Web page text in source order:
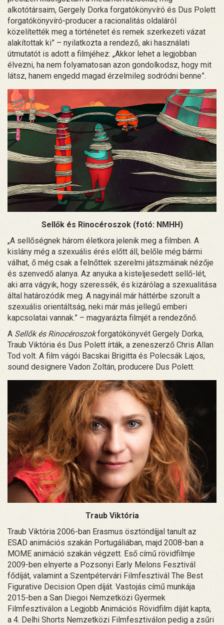
alkotótársaim, Gergely Dorka forgatókönyvíró és Dus Polett
forgatókönyvíró-producer a racionalitás oldaláról
közelítették meg a történetet és remek szerkezeti vázat
alakítottak ki” – nyilatkozta a rendező, aki használati
útmutatót is adott a filmjéhez: „Akkor lehet a legjobban
élvezni, ha nem folyamatosan azon gondolkodsz, hogy mit
látsz, hanem engedd magad érzelmileg sodródni benne”.
Sellők és Rinocéroszok (fotó: NMHH)
„A sellőségnek három életkora jelenik meg a filmben. A
kislány még a szexuális érés előtt áll, belőle még bármi
válhat, ő még csak a felnőttek szerelmi játszmáinak nézője
és szenvedő alanya. Az anyuka a kisteljesedett sellő-lét,
aki arra vágyik, hogy szeressék, és kizárólag a szexualitása
által határozódik meg. A nagyinál már háttérbe szorult a
szexuális orientáltság, neki már más jellegű emberi
kapcsolatai vannak.” – magyarázta filmjét a rendezőnő.
A Sellők és Rinocéroszokforgatókönyvét Gergely Dorka,
Traub Viktória és Dus Polett írták, a zeneszerző Chris Allan
Tod volt. A film vágói Bacskai Brigitta és Polecsák Lajos,
sound designere Vadon Zoltán, producere Dus Polett.
Traub Viktória
Traub Viktória 2006-ban Erasmus ösztöndíjjal tanult az
ESAD animációs szakán Portugáliában, majd 2008-ban a
MOME animáció szakán végzett. Eső című rövidfilmje
2009-ben elnyerte a Pozsonyi Early Melons Fesztivál
fődíját, valamint a Szentpétervári Filmfesztivál The Best
Figurative Decision Open díját. Vastojás című munkája
2015-ben a San Diegoi Nemzetközi Gyermek
Filmfesztiválon a Legjobb Animációs Rövidfilm díját kapta,
a 4. Delhi Shorts Nemzetközi Filmfesztiválon pedig a zsűri